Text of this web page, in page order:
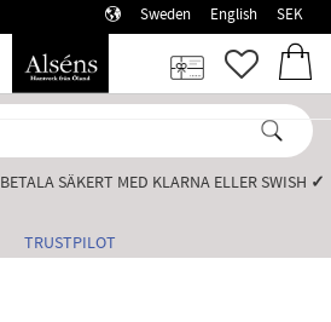
Sweden English SEK
BETALA SÄKERT MED KLARNA ELLER SWISH️ ✓
TRUSTPILOT